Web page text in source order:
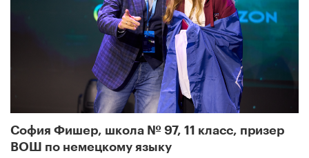
София Фишер, школа № 97, 11 класс, призер
ВОШ по немецкому языку